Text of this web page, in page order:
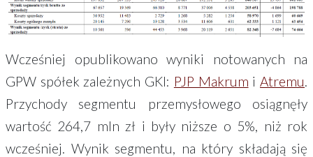
Wcześniej opublikowano wyniki notowanych na
GPW spółek zależnych GKI: PJP Makrum iAtremu.
Przychody segmentu przemysłowego osiągnęły
wartość 264,7 mln zł i były niższe o 5%, niż rok
wcześniej. Wynik segmentu, na który składają się